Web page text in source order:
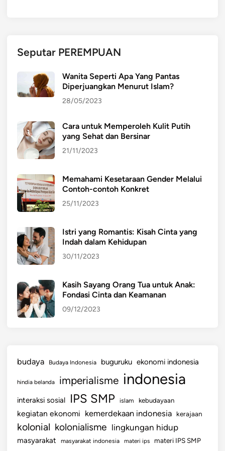
Seputar PEREMPUAN
Wanita Seperti Apa Yang Pantas
Diperjuangkan Menurut Islam?
28/05/2023
Cara untuk Memperoleh Kulit Putih
yang Sehat dan Bersinar
21/11/2023
Memahami Kesetaraan Gender Melalui
Contoh-contoh Konkret
25/11/2023
Istri yang Romantis: Kisah Cinta yang
Indah dalam Kehidupan
30/11/2023
Kasih Sayang Orang Tua untuk Anak:
Fondasi Cinta dan Keamanan
09/12/2023
budaya Budaya Indonesia buguruku ekonomi indonesia
hindia belanda imperialisme indonesia
interaksi sosial IPS SMP islam kebudayaan
kegiatan ekonomi kemerdekaan indonesia kerajaan
kolonial kolonialisme lingkungan hidup
masyarakat masyarakat indonesia materi ips materi IPS SMP